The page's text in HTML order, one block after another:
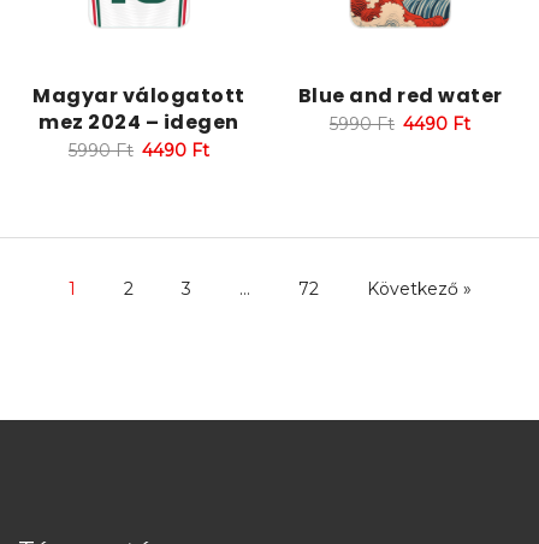
Magyar válogatott
mez 2024 – idegen
5990Ft 4490 Ft
Blue and red water
5990Ft 4490 Ft
1 2 3 … 72 Következő »